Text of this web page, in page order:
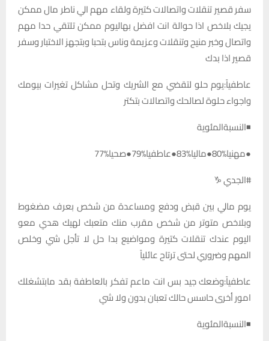
سفر قصير تنقلات واتصالات كتيرة ولقاء مهم الي ناطر مال ممكن
يجيك بلاخص اذا حوالة انت افضل بهاليوم ممكن تلتقي حدا مهم
واتصال وخبر منيح وتنقلات وعزيمة وناس بتحبا وبتجهز الاختبار وسفر
قصير اذا بدك
عاطفياً:يوم حلو لتقضي مع الشريك وتحل مشاكل تغيرات بيومك
واجواء حلوة لصالحك واتصالات بتكتر
◾النسبةالمئوية
●مهنيا%80●ماليا%83●عاطفيا%79●صحيا%77
#الجدي ♑
يوم مالي بين قبض ودفع ومساعدة من شخص بعرف مضغوط
وبلاخص متوتر من شخص مقرب منك متعبك لهيك هدي معو
اليوم عندك تنقلات كتيرة ومواضيع بدا حل لا تأجل شي وخلص
المهم وضروري لحتى ترتاح عائلياً
عاطفياً:وضعك جيد بس انت ماعم تفكر بالعاطفة بقد مابتشغلك
امور أخرى حاسس حالك تعبان بدون ولا شي
◾النسبةالمئوية